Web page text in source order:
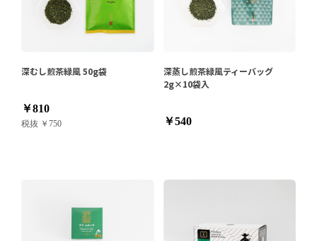
深むし煎茶緑風 50g袋
￥810
税抜 ￥750
深蒸し煎茶緑風ティーバッグ
2g×10袋入
￥540